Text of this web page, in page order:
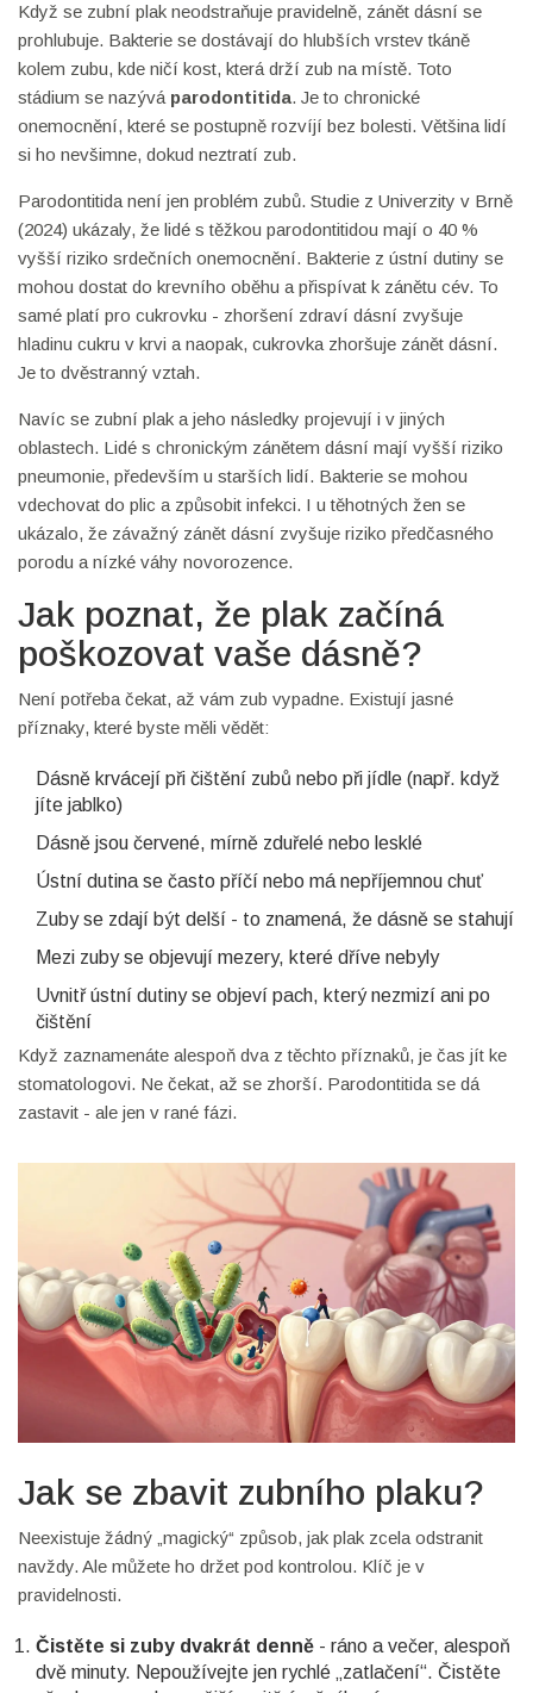
Když se zubní plak neodstraňuje pravidelně, zánět dásní se
prohlubuje. Bakterie se dostávají do hlubších vrstev tkáně
kolem zubu, kde ničí kost, která drží zub na místě. Toto
stádium se nazývá parodontitida. Je to chronické
onemocnění, které se postupně rozvíjí bez bolesti. Většina lidí
si ho nevšimne, dokud neztratí zub.
Parodontitida není jen problém zubů. Studie z Univerzity v Brně
(2024) ukázaly, že lidé s těžkou parodontitidou mají o 40 %
vyšší riziko srdečních onemocnění. Bakterie z ústní dutiny se
mohou dostat do krevního oběhu a přispívat k zánětu cév. To
samé platí pro cukrovku - zhoršení zdraví dásní zvyšuje
hladinu cukru v krvi a naopak, cukrovka zhoršuje zánět dásní.
Je to dvěstranný vztah.
Navíc se zubní plak a jeho následky projevují i v jiných
oblastech. Lidé s chronickým zánětem dásní mají vyšší riziko
pneumonie, především u starších lidí. Bakterie se mohou
vdechovat do plic a způsobit infekci. I u těhotných žen se
ukázalo, že závažný zánět dásní zvyšuje riziko předčasného
porodu a nízké váhy novorozence.
Jak poznat, že plak začíná
poškozovat vaše dásně?
Není potřeba čekat, až vám zub vypadne. Existují jasné
příznaky, které byste měli vědět:
Dásně krvácejí při čištění zubů nebo při jídle (např. když
jíte jablko)
Dásně jsou červené, mírně zduřelé nebo lesklé
Ústní dutina se často příčí nebo má nepříjemnou chuť
Zuby se zdají být delší - to znamená, že dásně se stahují
Mezi zuby se objevují mezery, které dříve nebyly
Uvnitř ústní dutiny se objeví pach, který nezmizí ani po
čištění
Když zaznamenáte alespoň dva z těchto příznaků, je čas jít ke
stomatologovi. Ne čekat, až se zhorší. Parodontitida se dá
zastavit - ale jen v rané fázi.
Jak se zbavit zubního plaku?
Neexistuje žádný „magický“ způsob, jak plak zcela odstranit
navždy. Ale můžete ho držet pod kontrolou. Klíč je v
pravidelnosti.
Čistěte si zuby dvakrát denně - ráno a večer, alespoň
dvě minuty. Nepoužívejte jen rychlé „zatlačení“. Čistěte